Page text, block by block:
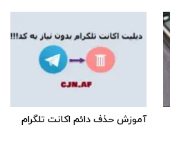
آموزش حذف دائم اکانت تلگرام